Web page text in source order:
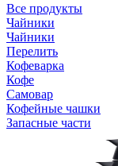
Все продукты
Чайники
Чайники
Перелить
Кофеварка
Кофе
Самовар
Кофейные чашки
Запасные части